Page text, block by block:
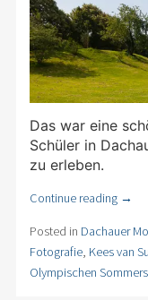
Das war eine
Schüler in
zu erleben.
Continue reading →
Posted in Dachauer
Fotografie, Kees van
Olympischen